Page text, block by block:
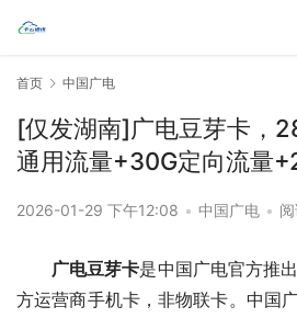
首页 中国广电
[仅发湖南]广电豆芽卡，
通用流量+30G定向流量
2026-01-29 下午12:08 • 中国广电 •
广电豆芽卡是中国广电官方推
方运营商手机卡，非物联卡。中国